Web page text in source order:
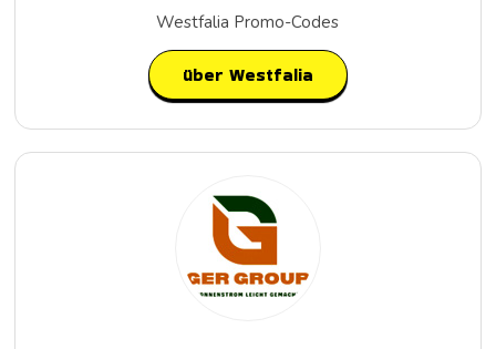
Westfalia Promo-Codes
über Westfalia